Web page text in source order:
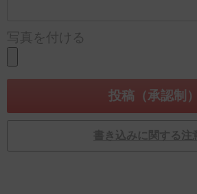
写真を付ける
書き込みに関する注